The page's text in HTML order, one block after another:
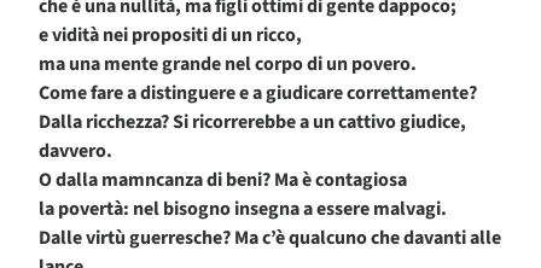
che è una nullità, ma figli ottimi di gente dappoco;
e vidità nei propositi di un ricco,
ma una mente grande nel corpo di un povero.
Come fare a distinguere e a giudicare correttamente?
Dalla ricchezza? Si ricorrerebbe a un cattivo giudice,
davvero.
O dalla mamncanza di beni? Ma è contagiosa
la povertà: nel bisogno insegna a essere malvagi.
Dalle virtù guerresche? Ma c’è qualcuno che davanti alle